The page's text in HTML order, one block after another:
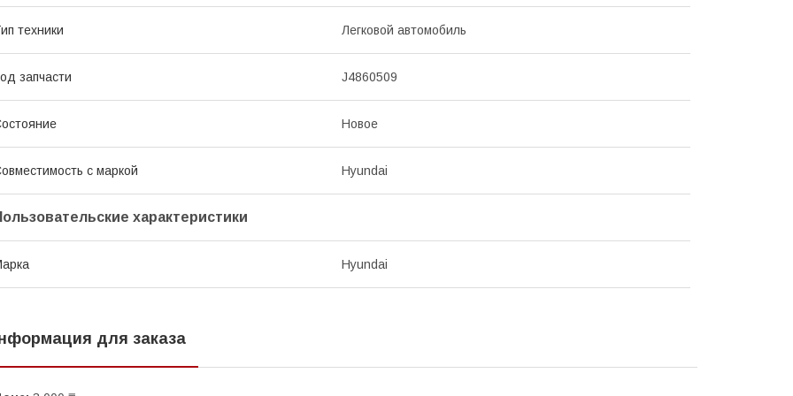
техники Легковой автомобиль
запчасти J4860509
Новое
с маркой Hyundai
характеристики
Hyundai
для заказа